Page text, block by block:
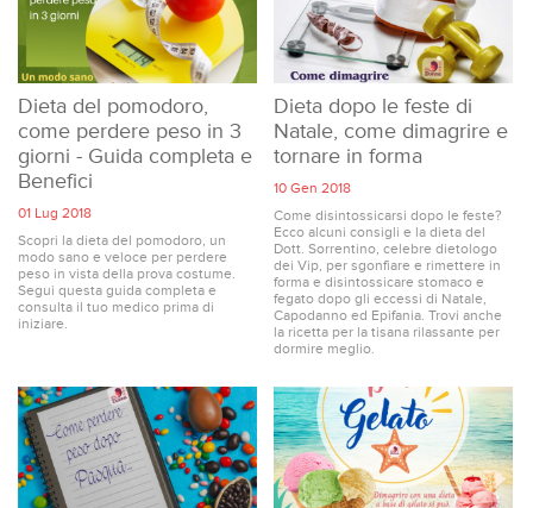
Dieta del pomodoro,
come perdere peso in 3
giorni - Guida completa e
Benefici
01 Lug 2018
Scopri la dieta del pomodoro, un
modo sano e veloce per perdere
peso in vista della prova costume.
Segui questa guida completa e
consulta il tuo medico prima di
iniziare.
Dieta dopo le feste di
Natale, come dimagrire e
tornare in forma
10 Gen 2018
Come disintossicarsi dopo le feste?
Ecco alcuni consigli e la dieta del
Dott. Sorrentino, celebre dietologo
dei Vip, per sgonfiare e rimettere in
forma e disintossicare stomaco e
fegato dopo gli eccessi di Natale,
Capodanno ed Epifania. Trovi anche
la ricetta per la tisana rilassante per
dormire meglio.